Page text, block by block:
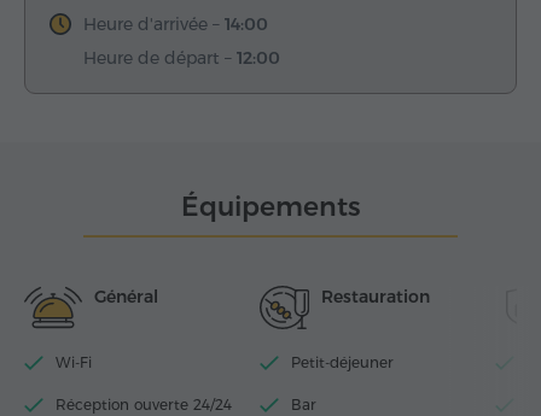
Heure d'arrivée – 14:00
Heure de départ – 12:00
Équipements
Général
Wi-Fi
Réception ouverte 24/24
Restauration
Petit-déjeuner
Bar